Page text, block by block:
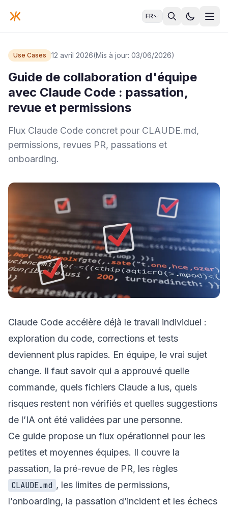
FR
Use Cases 12 avril 2026(Mis à jour: 03/06/2026)
Guide de collaboration d'équipe
avec Claude Code : passation,
revue et permissions
Flux Claude Code concret pour CLAUDE.md,
permissions, revues PR, passations et
onboarding.
Claude Code accélère déjà le travail individuel :
exploration du code, corrections et tests
deviennent plus rapides. En équipe, le vrai sujet
change. Il faut savoir qui a approuvé quelle
commande, quels fichiers Claude a lus, quels
risques restent non vérifiés et quelles suggestions
de l’IA ont été validées par une personne.
Ce guide propose un flux opérationnel pour les
petites et moyennes équipes. Il couvre la
passation, la pré-revue de PR, les règles
CLAUDE.md , les limites de permissions,
l’onboarding, la passation d’incident et les échecs